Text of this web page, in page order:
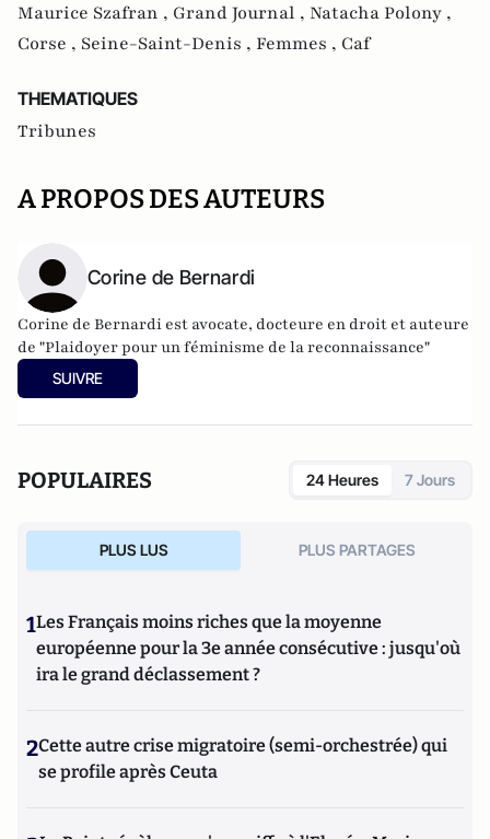
Maurice Szafran , Grand Journal , Natacha Polony ,
Corse , Seine-Saint-Denis , Femmes , Caf
THEMATIQUES
Tribunes
A PROPOS DES AUTEURS
Corine de Bernardi
Corine de Bernardi est avocate, docteure en droit et auteure
de "Plaidoyer pour un féminisme de la reconnaissance"
SUIVRE
POPULAIRES 24 Heures 7 Jours
PLUS LUS PLUS PARTAGES
1Les Français moins riches que la moyenne
européenne pour la 3e année consécutive : jusqu'où
ira le grand déclassement ?
2Cette autre crise migratoire (semi-orchestrée) qui
se profile après Ceuta